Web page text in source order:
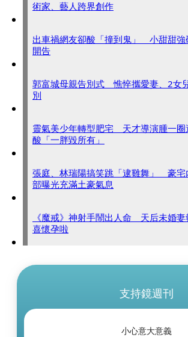
術家、藝人跨界創作
出車禍網友卻酸「撞到鬼」 小甜甜強
開告
郭富城母親告別式 憔悴攜愛妻、2女
別
靈氣美少年轉型肥宅 天才導演腫一圈
酸「一胖毀所有」
張庭、林瑞陽搞笑跳「逮雞舞」 豪宅
部曝光充滿土豪氣息
《魔戒》神射手鬧出人命 天后未婚妻
喜懷孕啦
支持鏡週刊
小心意大意義